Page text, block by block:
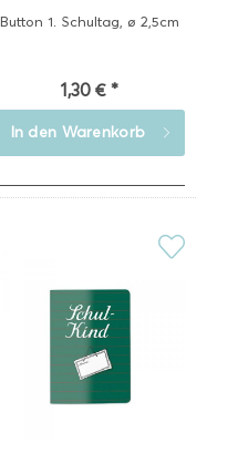
Button 1. Schultag, ø 2,5cm
1,30 € *
In den Warenkorb